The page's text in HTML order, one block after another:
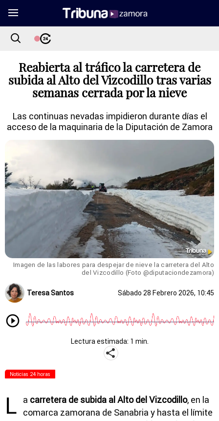
Reabierta al tráfico la carretera de
subida al Alto del Vizcodillo tras varias
semanas cerrada por la nieve
Las continuas nevadas impidieron durante días el
acceso de la maquinaria de la Diputación de Zamora
Imagen de las labores para despejar de nieve la carretera del Alto
del Vizcodillo (Foto @diputaciondezamora)
Teresa Santos Sábado 28 Febrero 2026, 10:45
Lectura estimada: 1 min.
Noticias 24 horas
L a carretera de subida al Alto del Vizcodillo, en la
comarca zamorana de Sanabria y hasta el límite